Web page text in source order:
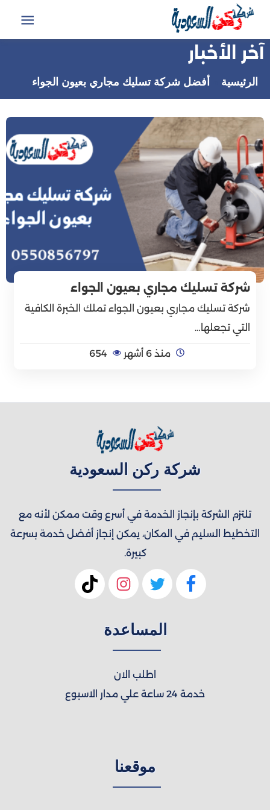
التجاوز
المحتوى
آخر الأخبار
الرئيسية أفضل شركة تسليك مجاري بعيون الجواء
شركة تسليك مجاري بعيون الجواء
شركة تسليك مجاري بعيون الجواء تملك الخبرة الكافية
التي تجعلها…
منذ 6 أشهر 654
شركة ركن السعودية
تلتزم الشركة بإنجاز الخدمة في أسرع وقت ممكن لأنه مع
التخطيط السليم في المكان، يمكن إنجاز أفضل خدمة بسرعة
كبيرة.
المساعدة
اطلب الان
خدمة 24 ساعة علي مدار الاسبوع
موقعنا